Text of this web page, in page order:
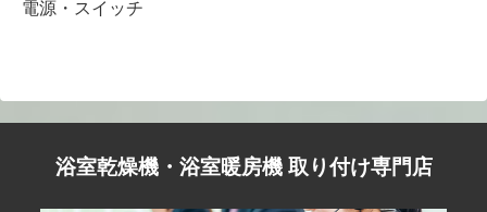
電源・スイッチ
浴室乾燥機・浴室暖房機 取り付け専門店